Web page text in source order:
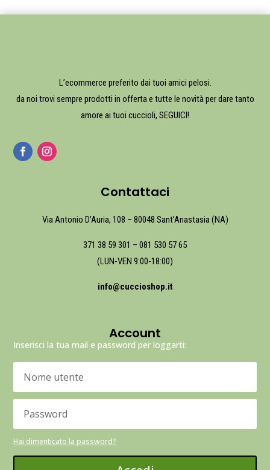
L’ecommerce preferito dai tuoi amici pelosi.
da noi trovi sempre prodotti in offerta e tutte le novità per dare tanto
amore ai tuoi cuccioli, SEGUICI!
Contattaci
Via Antonio D’Auria, 108 – 80048 Sant’Anastasia (NA)
371 38 59 301 – 081 530 57 65
(LUN-VEN 9:00-18:00)
info@cuccioshop.it
Account
Inserisci la tua mail e password per loggarti:
Hai dimenticato la password?